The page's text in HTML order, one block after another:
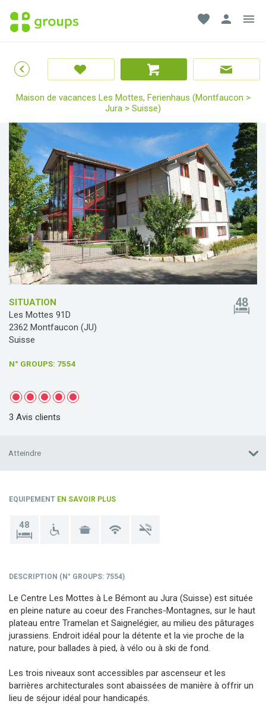
menu
person
favorite
48
SITUATION
Les Mottes 91D
2362 Montfaucon (JU)
Suisse
N° GROUPS: 7554
3 Avis clients
Atteindre
EQUIPEMENT EN SAVOIR PLUS
48
DESCRIPTION (N° GROUPS: 7554)
Le Centre Les Mottes à Le Bémont au Jura (Suisse) est située
en pleine nature au coeur des Franches-Montagnes, sur le haut
plateau entre Tramelan et Saignelégier, au milieu des pâturages
jurassiens. Endroit idéal pour la détente et la vie proche de la
nature, pour ballades à pied, à vélo ou à ski de fond.
Les trois niveaux sont accessibles par ascenseur et les
barrières architecturales sont abaissées de manière à offrir un
lieu de séjour idéal pour handicapés.
chevron_left
Maison de vacances Les Mottes, Ferienhaus (Montfaucon >
Jura > Suisse)